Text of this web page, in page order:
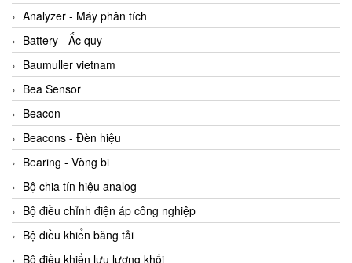
Accepta Vietnam
ACCUMAC Vietnam
AccuWeb Vietnam
Acey
ACOEM Vietnam
ADCA Vietnam
ADFweb Vietnam
Adler Vietnam
Ados Vietnam
Advanced Energy Vietnam
Advantech Vietnam
Analyzer - Máy phân tích
Battery - Ắc quy
Baumuller vietnam
Bea Sensor
Beacon
Beacons - Đèn hiệu
Bearing - Vòng bi
Bộ chia tín hiệu analog
Bộ điều chỉnh điện áp công nghiệp
Bộ điều khiển băng tải
Bộ điều khiển lưu lượng khối